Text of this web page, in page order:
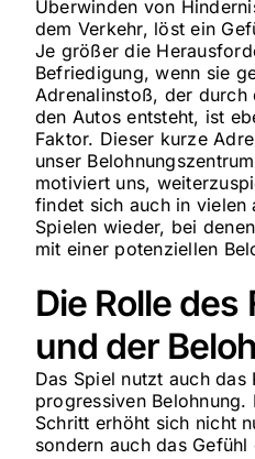
Überwinden von
dem Verkehr, löst ein
Je größer die
Befriedigung, wenn sie
Adrenalinstoß, der durch
den Autos entsteht, ist
Faktor. Dieser kurze
unser
motiviert uns,
findet sich auch in vielen
Spielen wieder, bei
mit einer potenziellen
Die Rolle
und der
Das Spiel nutzt auch das
progressiven
Schritt erhöht sich nicht
sondern auch das